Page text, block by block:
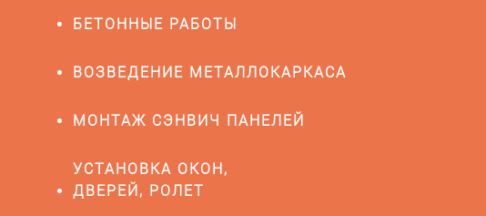
БЕТОННЫЕ РАБОТЫ
ВОЗВЕДЕНИЕ МЕТАЛЛОКАРКАСА
МОНТАЖ СЭНВИЧ ПАНЕЛЕЙ
УСТАНОВКА ОКОН,
ДВЕРЕЙ, РОЛЕТ